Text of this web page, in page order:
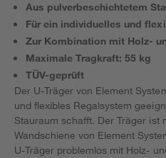
Aus pulverbeschichtetem
Für ein individuelles und
Zur Kombination mit Holz-
Maximale Tragkraft: 55 kg
TÜV-geprüft
Der U-Träger von Element
und flexibles Regalsystem
Stauraum schafft. Der Träger ist
Wandschiene von Element
U-Träger problemlos mit Holz-